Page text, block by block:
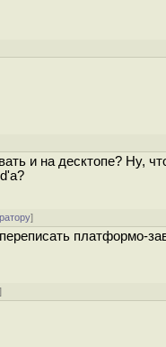
и на десктопе? Ну,
]
платформо-
]